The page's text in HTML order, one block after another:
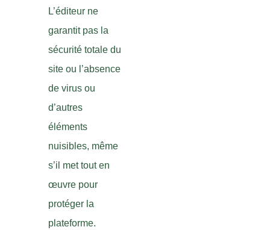
L’éditeur ne
garantit pas la
sécurité totale du
site ou l’absence
de virus ou
d’autres
éléments
nuisibles, même
s’il met tout en
œuvre pour
protéger la
plateforme.